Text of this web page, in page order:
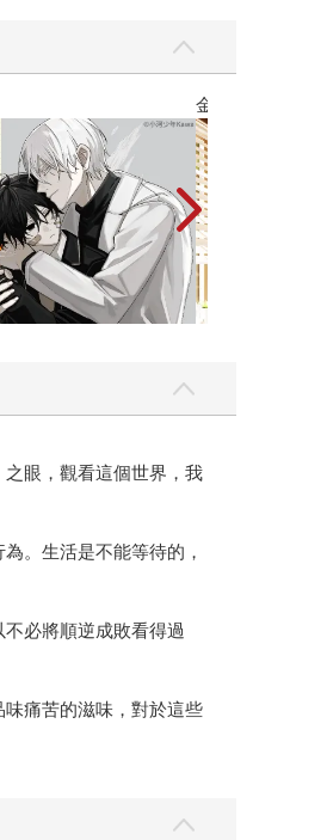
眼，觀看這個世界，我
。生活是不能等待的，
必將順逆成敗看得過
痛苦的滋味，對於這些